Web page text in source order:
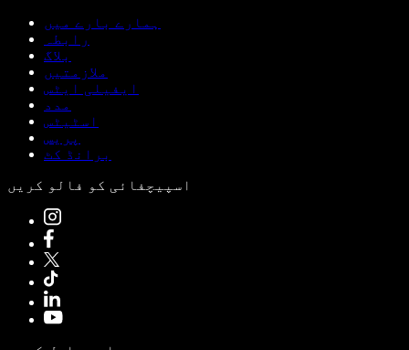
ہمارے بارے میں
رابطہ
بلاگ
ملازمتیں
ایفیلی ایٹس
مدد
اسٹیٹس
پریس
برانڈ کٹ
اسپیچفائی کو فالو کریں